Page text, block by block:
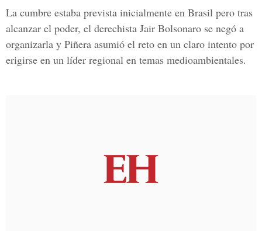
La cumbre estaba prevista inicialmente en Brasil pero tras
alcanzar el poder, el derechista Jair Bolsonaro se negó a
organizarla y Piñera asumió el reto en un claro intento por
erigirse en un líder regional en temas medioambientales.